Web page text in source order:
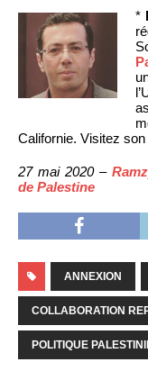
*
Californie. Visitez
27 mai 2020 –
de Palestine
ANNEXION
COLLABORATION
POLITIQUE